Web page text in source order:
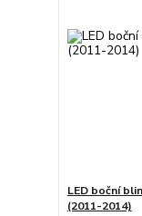
LED boční
(2011-2014)